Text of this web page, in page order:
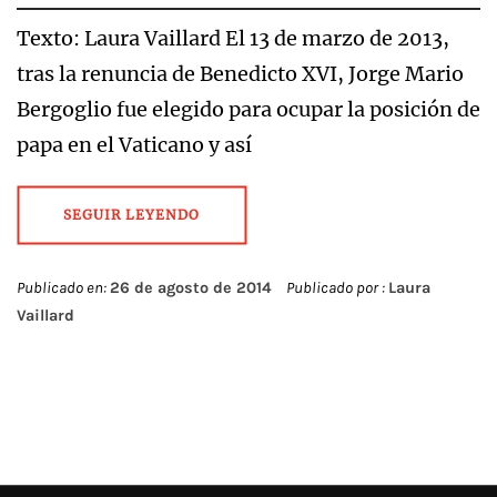
Texto: Laura Vaillard El 13 de marzo de 2013,
tras la renuncia de Benedicto XVI, Jorge Mario
Bergoglio fue elegido para ocupar la posición de
papa en el Vaticano y así
SEGUIR LEYENDO
Publicado en:26 de agosto de 2014 Publicado por : Laura
Vaillard